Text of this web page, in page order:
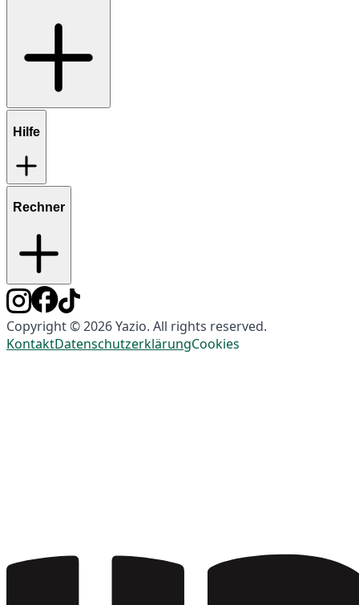
Hilfe
Rechner
Copyright © 2026 Yazio. All rights reserved.
KontaktDatenschutzerklärungCookies